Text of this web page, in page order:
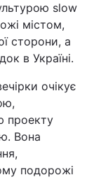
slow
містом,
сторони, а
в Україні.
очікує
проекту
Вона
подорожі